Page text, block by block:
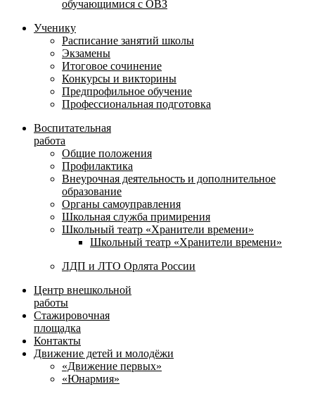
обучающимися с ОВЗ
Ученику
Расписание занятий школы
Экзамены
Итоговое сочинение
Конкурсы и викторины
Предпрофильное обучение
Профессиональная подготовка
Воспитательная
работа
Общие положения
Профилактика
Внеурочная деятельность и дополнительное
образование
Органы самоуправления
Школьная служба примирения
Школьный театр «Хранители времени»
Школьный театр «Хранители времени»
ЛДП и ЛТО Орлята России
Центр внешкольной
работы
Стажировочная
площадка
Контакты
Движение детей и молодёжи
«Движение первых»
«Юнармия»